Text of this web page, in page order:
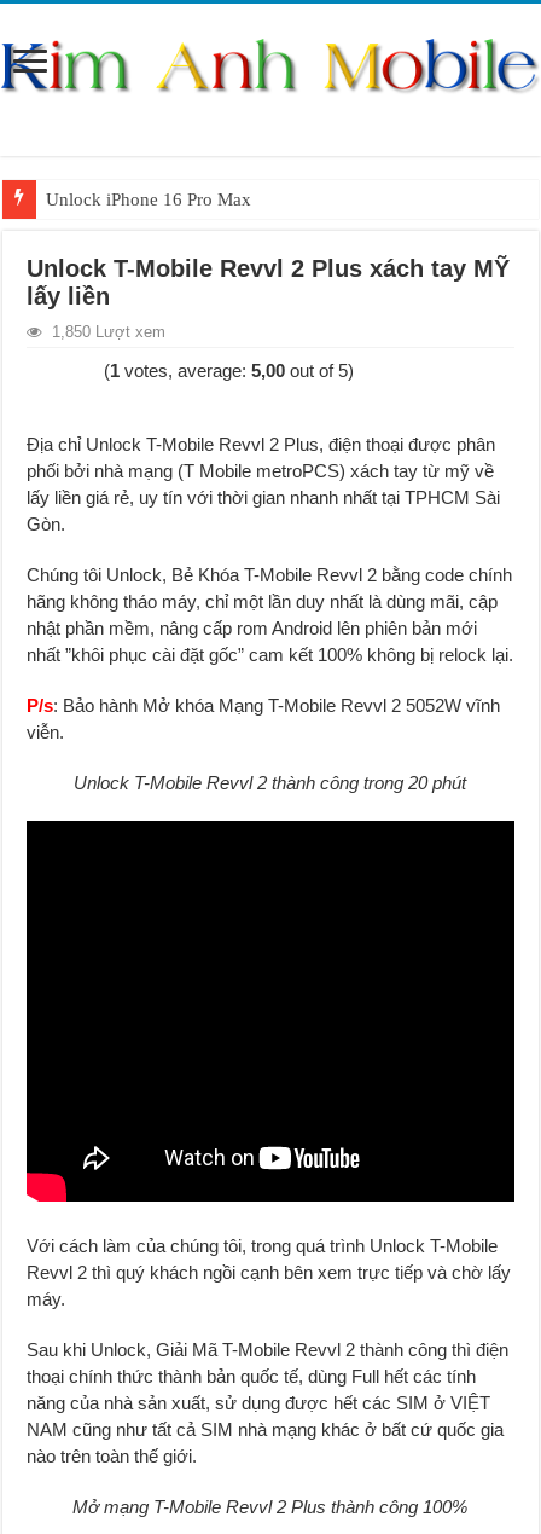
Unlock iPhone 16 Pro Max
Unlock Samsung Galaxy S26 Ultra
Unlock Samsung Galaxy Z Fold 7 giá rẻ
Unlock T-Mobile Revvl 2 Plus xách tay MỸ
lấy liền
1,850 Lượt xem
(1 votes, average:5,00 out of 5)
Địa chỉ Unlock T-Mobile Revvl 2 Plus, điện thoại được phân
phối bởi nhà mạng (T Mobile metroPCS) xách tay từ mỹ về
lấy liền giá rẻ, uy tín với thời gian nhanh nhất tại TPHCM Sài
Gòn.
Chúng tôi Unlock, Bẻ Khóa T-Mobile Revvl 2 bằng code chính
hãng không tháo máy, chỉ một lần duy nhất là dùng mãi, cập
nhật phần mềm, nâng cấp rom Android lên phiên bản mới
nhất ”khôi phục cài đặt gốc” cam kết 100% không bị relock lại.
P/s: Bảo hành Mở khóa Mạng T-Mobile Revvl 2 5052W vĩnh
viễn.
Unlock T-Mobile Revvl 2 thành công trong 20 phút
Với cách làm của chúng tôi, trong quá trình Unlock T-Mobile
Revvl 2 thì quý khách ngồi cạnh bên xem trực tiếp và chờ lấy
máy.
Sau khi Unlock, Giải Mã T-Mobile Revvl 2 thành công thì điện
thoại chính thức thành bản quốc tế, dùng Full hết các tính
năng của nhà sản xuất, sử dụng được hết các SIM ở VIỆT
NAM cũng như tất cả SIM nhà mạng khác ở bất cứ quốc gia
nào trên toàn thế giới.
Mở mạng T-Mobile Revvl 2 Plus thành công 100%